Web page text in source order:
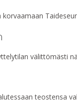
välittömästi
teostensa